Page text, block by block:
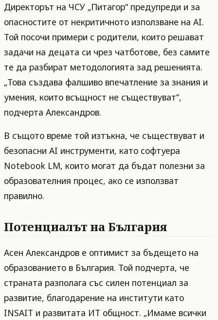
Директорът на ЧСУ „Питагор“ предупреди и за
опасностите от некритичното използване на AI.
Той посочи примери с родители, които решават
задачи на децата си чрез чатботове, без самите
те да разбират методологията зад решенията.
„Това създава фалшиво впечатление за знания и
умения, които всъщност не съществуват“,
подчерта Александров.
В същото време той изтъкна, че съществуват и
безопасни AI инструменти, като софтуера
Notebook LM, които могат да бъдат полезни за
образователния процес, ако се използват
правилно.
Потенциалът на България
Асен Александров е оптимист за бъдещето на
образованието в България. Той подчерта, че
страната разполага със силен потенциал за
развитие, благодарение на институти като
INSAIT и развитата ИТ общност. „Имаме всички